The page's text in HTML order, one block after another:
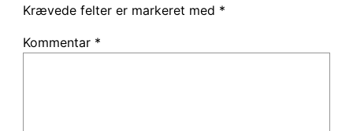
Krævede felter er markeret med *
Kommentar *